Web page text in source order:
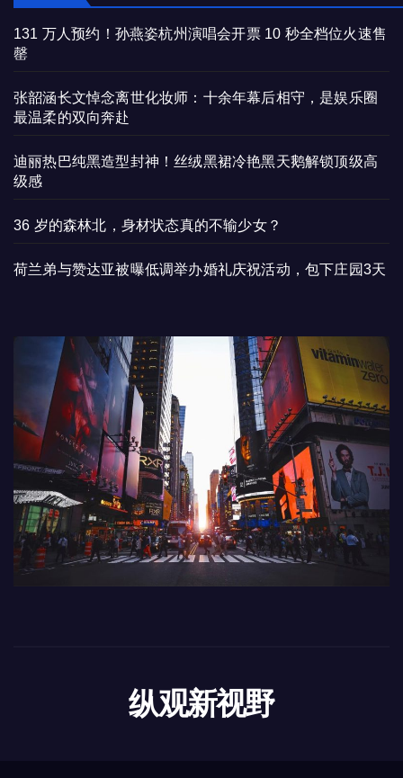
131 万人预约！孙燕姿杭州演唱会开票 10 秒全档位火速售
罄
张韶涵长文悼念离世化妆师：十余年幕后相守，是娱乐圈
最温柔的双向奔赴
迪丽热巴纯黑造型封神！丝绒黑裙冷艳黑天鹅解锁顶级高
级感
36 岁的森林北，身材状态真的不输少女？
荷兰弟与赞达亚被曝低调举办婚礼庆祝活动，包下庄园3天
纵观新视野